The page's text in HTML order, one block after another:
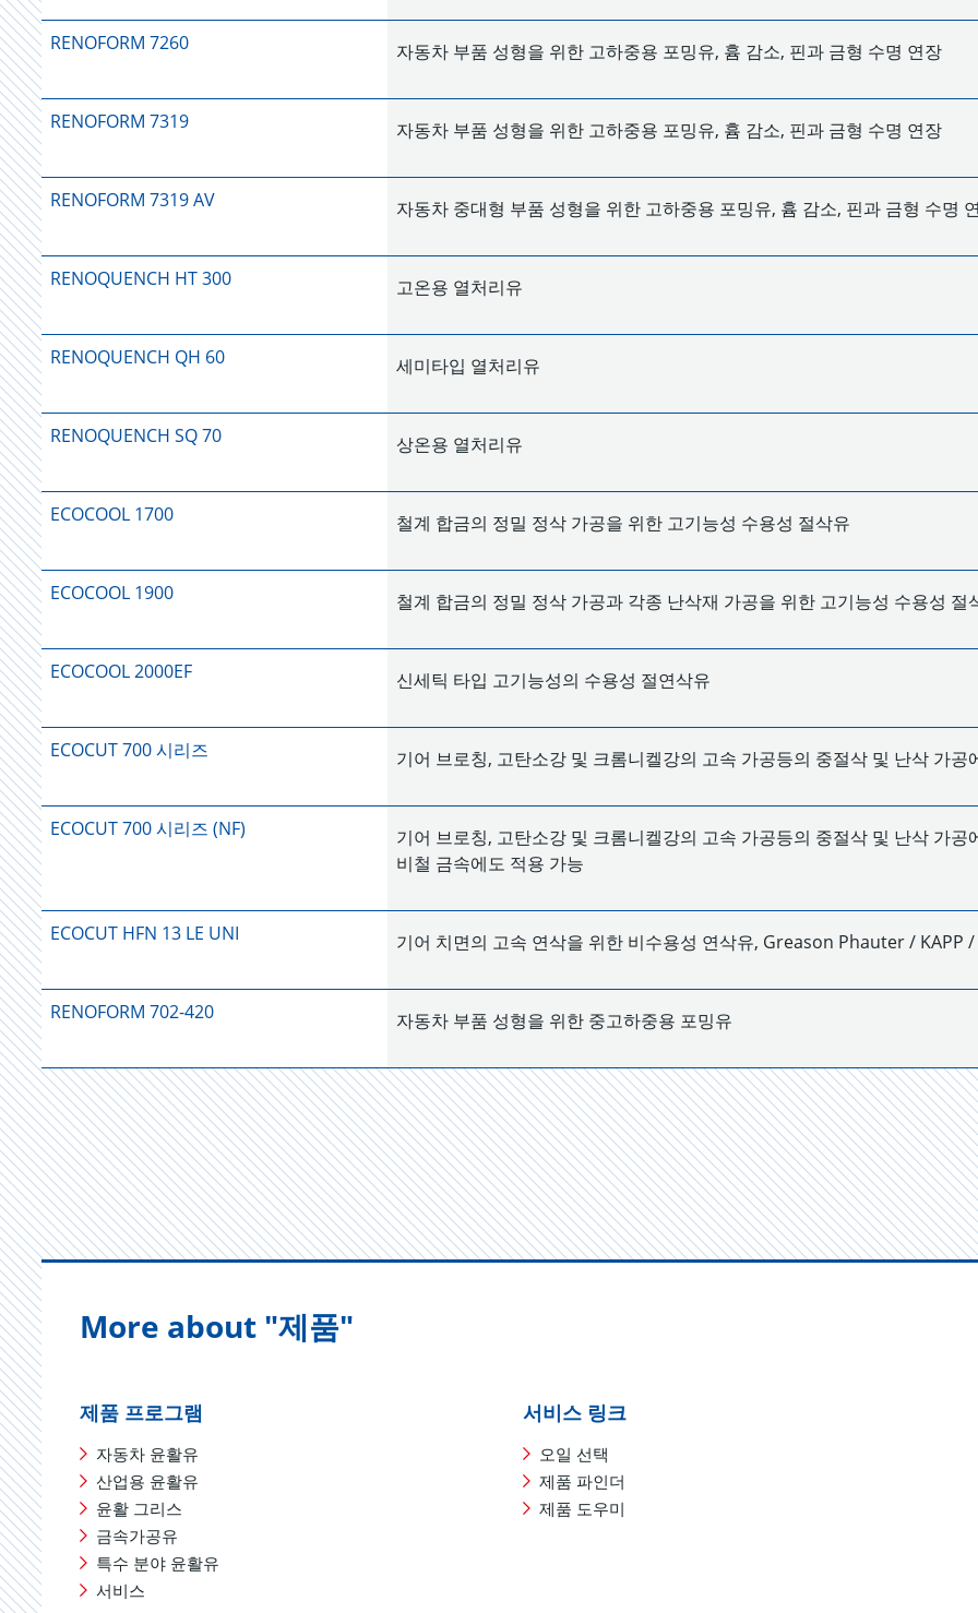
RENOFORM 7260 자동차 부품 성형을 위한 고하중용 포밍유, 흄 감소, 핀과 금형 수명 연장
RENOFORM 7319 자동차 부품 성형을 위한 고하중용 포밍유, 흄 감소, 핀과 금형 수명 연장
RENOFORM 7319 AV 자동차 중대형 부품 성형을 위한 고하중용 포밍유, 흄 감소, 핀과 금형 수명
RENOQUENCH HT 300 고온용 열처리유
RENOQUENCH QH 60 세미타입 열처리유
RENOQUENCH SQ 70 상온용 열처리유
ECOCOOL 1700 철계 합금의 정밀 정삭 가공을 위한 고기능성 수용성 절삭유
ECOCOOL 1900 철계 합금의 정밀 정삭 가공과 각종 난삭재 가공을 위한 고기능성 수용성 절
ECOCOOL 2000EF 신세틱 타입 고기능성의 수용성 절연삭유
ECOCUT 700 시리즈 기어 브로칭, 고탄소강 및 크롬니켈강의 고속 가공등의 중절삭 및 난삭 가공
ECOCUT 700 시리즈 (NF)
기어 브로칭, 고탄소강 및 크롬니켈강의 고속 가공등의 중절삭 및 난삭 가
비철 금속에도 적용 가능
ECOCUT HFN 13 LE UNI 기어 치면의 고속 연삭을 위한 비수용성 연삭유, Greason Phauter / KAPP
RENOFORM 702-420 자동차 부품 성형을 위한 중고하중용 포밍유
More about "제품"
제품 프로그램
자동차 윤활유
산업용 윤활유
윤활 그리스
금속가공유
특수 분야 윤활유
서비스
서비스 링크
오일 선택
제품 파인더
제품 도우미